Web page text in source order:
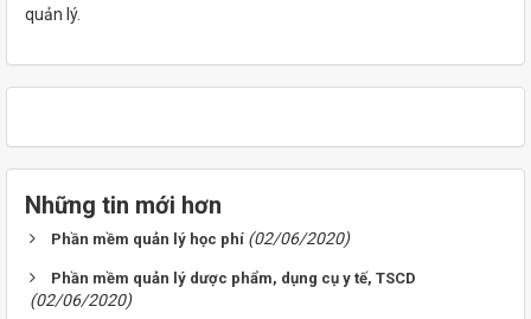
quản lý.
Những tin mới hơn
Phần mềm quản lý học phí (02/06/2020)
Phần mềm quản lý dược phẩm, dụng cụ y tế, TSCD
(02/06/2020)